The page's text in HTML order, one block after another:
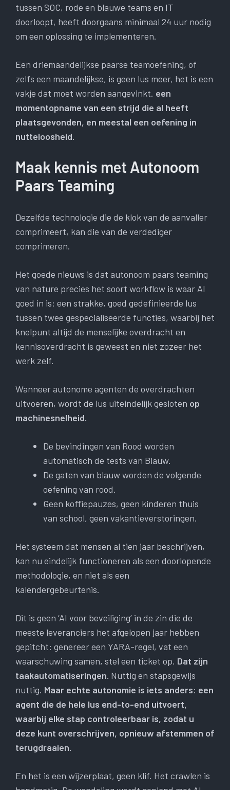
tussen SOC, rode en blauwe teams en IT
doorloopt, heeft doorgaans minimaal 24 uur nodig
om een ​​oplossing te implementeren.
Een driemaandelijkse paarse teamoefening, of
zelfs een maandelijkse, is geen lus meer, het is een
vakje dat moet worden aangevinkt. een
momentopname van een strijd die al heeft
plaatsgevonden, en meestal een oefening in
nutteloosheid.
Maak kennis met Autonoom
Paars Teaming
Dezelfde technologie die de klok van de aanvaller
comprimeert, kan die van de verdediger
comprimeren.
Het goede nieuws is dat autonoom paars teaming
van nature precies het soort workflow is waar AI
goed in is: een strakke, goed gedefinieerde lus
tussen twee gespecialiseerde functies, waarbij het
knelpunt altijd de menselijke overdracht en
kennisoverdracht is geweest en niet zozeer het
werk zelf.
Wanneer autonome agenten de overdrachten
uitvoeren, wordt de lus uiteindelijk gesloten op
machinesnelheid.
De bevindingen van Rood worden
automatisch de tests van Blauw.
De gaten van blauw worden de volgende
oefening van rood.
Geen koffiepauzes, geen kinderen thuis
van school, geen vakantieverstoringen.
Het systeem dat mensen al tien jaar beschrijven,
kan nu eindelijk functioneren als een doorlopende
methodologie, en niet als een
kalendergebeurtenis.
Dit is geen ‘AI voor beveiliging’ in de zin die de
meeste leveranciers het afgelopen jaar hebben
gepitcht: genereer een YARA-regel, vat een
waarschuwing samen, stel een ticket op. Dat zijn
taakautomatiseringen. Nuttig en stapsgewijs
nuttig. Maar echte autonomie is iets anders: een
agent die de hele lus end-to-end uitvoert,
waarbij elke stap controleerbaar is, zodat u
deze kunt overschrijven, opnieuw afstemmen of
terugdraaien.
En het is een wijzerplaat, geen klif. Het crawlen is